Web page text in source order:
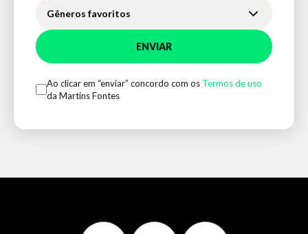
Gêneros favoritos
ENVIAR
Ao clicar em “enviar” concordo com os Termos de uso
da Martins Fontes